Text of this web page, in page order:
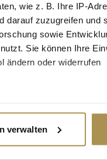
wie z. B. Ihre IP-
zuzugreifen und
sowie
Sie können Ihre
ändern oder widerrufen
werden, und
verwalten